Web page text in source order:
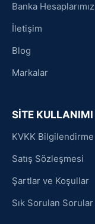
Banka Hesaplarımız
İletişim
Blog
Markalar
SİTE KULLANIMI
KVKK Bilgilendirme
Satış Sözleşmesi
Şartlar ve Koşullar
Sık Sorulan Sorular